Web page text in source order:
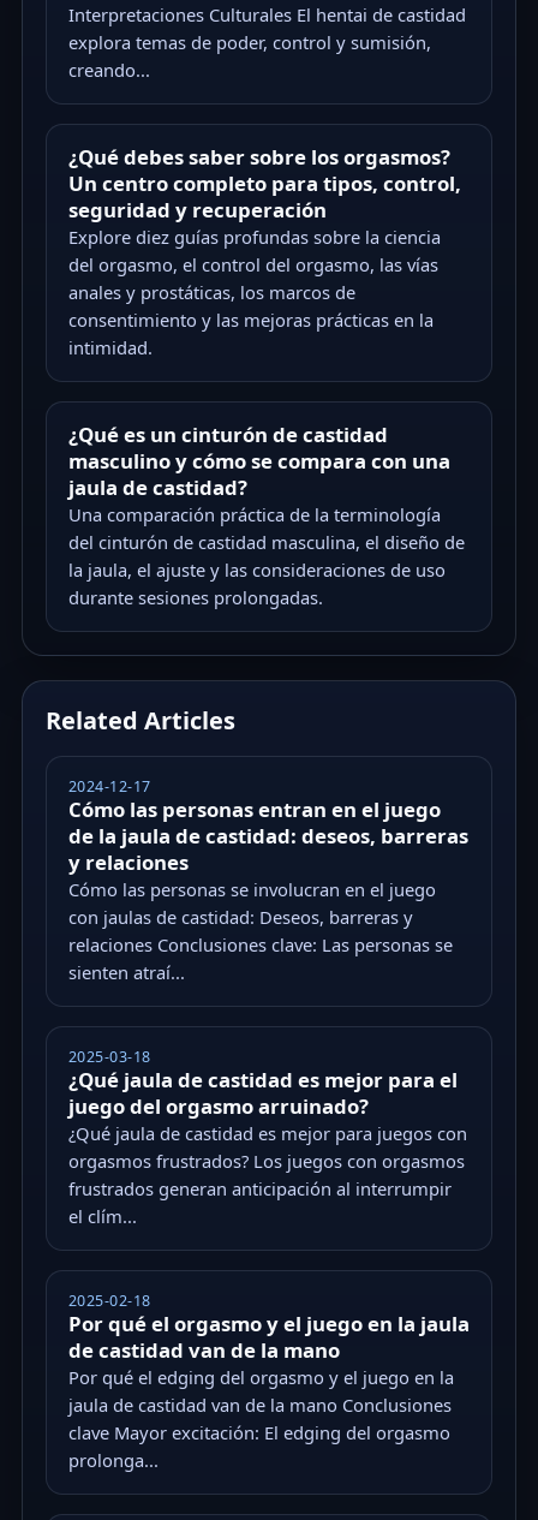
Interpretaciones Culturales El hentai de castidad
explora temas de poder, control y sumisión,
creando...
¿Qué debes saber sobre los orgasmos?
Un centro completo para tipos, control,
seguridad y recuperación
Explore diez guías profundas sobre la ciencia
del orgasmo, el control del orgasmo, las vías
anales y prostáticas, los marcos de
consentimiento y las mejoras prácticas en la
intimidad.
¿Qué es un cinturón de castidad
masculino y cómo se compara con una
jaula de castidad?
Una comparación práctica de la terminología
del cinturón de castidad masculina, el diseño de
la jaula, el ajuste y las consideraciones de uso
durante sesiones prolongadas.
Related Articles
2024-12-17
Cómo las personas entran en el juego
de la jaula de castidad: deseos, barreras
y relaciones
Cómo las personas se involucran en el juego
con jaulas de castidad: Deseos, barreras y
relaciones Conclusiones clave: Las personas se
sienten atraí...
2025-03-18
¿Qué jaula de castidad es mejor para el
juego del orgasmo arruinado?
¿Qué jaula de castidad es mejor para juegos con
orgasmos frustrados? Los juegos con orgasmos
frustrados generan anticipación al interrumpir
el clím...
2025-02-18
Por qué el orgasmo y el juego en la jaula
de castidad van de la mano
Por qué el edging del orgasmo y el juego en la
jaula de castidad van de la mano Conclusiones
clave Mayor excitación: El edging del orgasmo
prolonga...